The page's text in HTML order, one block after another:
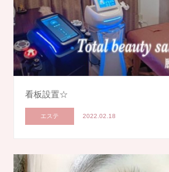
看板設置☆
エステ 2022.02.18